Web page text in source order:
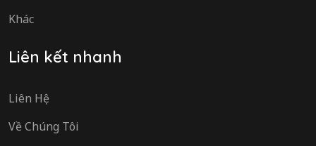
Khác
Liên kết nhanh
Liên Hệ
Về Chúng Tôi